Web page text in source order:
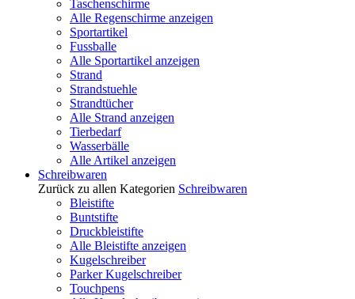
Taschenschirme
Alle Regenschirme anzeigen
Sportartikel
Fussballe
Alle Sportartikel anzeigen
Strand
Strandstuehle
Strandtücher
Alle Strand anzeigen
Tierbedarf
Wasserbälle
Alle Artikel anzeigen
Schreibwaren
Zurück zu allen Kategorien Schreibwaren
Bleistifte
Buntstifte
Druckbleistifte
Alle Bleistifte anzeigen
Kugelschreiber
Parker Kugelschreiber
Touchpens